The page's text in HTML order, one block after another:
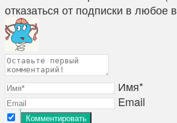
отказаться от подписки в любое
Имя*
Email